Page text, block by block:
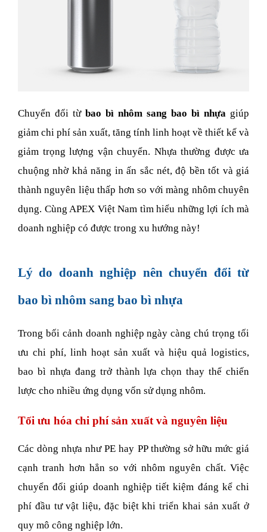
Chuyển đổi từ bao bì nhôm sang bao bì nhựa giúp
giảm chi phí sản xuất, tăng tính linh hoạt về thiết kế và
giảm trọng lượng vận chuyển. Nhựa thường được ưa
chuộng nhờ khả năng in ấn sắc nét, độ bền tốt và giá
thành nguyên liệu thấp hơn so với màng nhôm chuyên
dụng. Cùng APEX Việt Nam tìm hiểu những lợi ích mà
doanh nghiệp có được trong xu hướng này!
Lý do doanh nghiệp nên chuyển đổi từ
bao bì nhôm sang bao bì nhựa
Trong bối cảnh doanh nghiệp ngày càng chú trọng tối
ưu chi phí, linh hoạt sản xuất và hiệu quả logistics,
bao bì nhựa đang trở thành lựa chọn thay thế chiến
lược cho nhiều ứng dụng vốn sử dụng nhôm.
Tối ưu hóa chi phí sản xuất và nguyên liệu
Các dòng nhựa như PE hay PP thường sở hữu mức giá
cạnh tranh hơn hẳn so với nhôm nguyên chất. Việc
chuyển đổi giúp doanh nghiệp tiết kiệm đáng kể chi
phí đầu tư vật liệu, đặc biệt khi triển khai sản xuất ở
quy mô công nghiệp lớn.